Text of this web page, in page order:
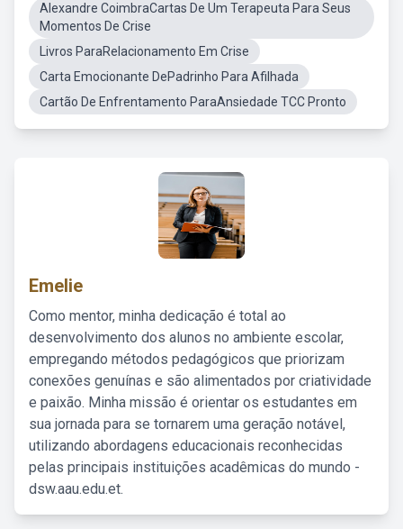
Alexandre CoimbraCartas De Um Terapeuta Para Seus
Momentos De Crise
Livros ParaRelacionamento Em Crise
Carta Emocionante DePadrinho Para Afilhada
Cartão De Enfrentamento ParaAnsiedade TCC Pronto
Emelie
Como mentor, minha dedicação é total ao
desenvolvimento dos alunos no ambiente escolar,
empregando métodos pedagógicos que priorizam
conexões genuínas e são alimentados por criatividade
e paixão. Minha missão é orientar os estudantes em
sua jornada para se tornarem uma geração notável,
utilizando abordagens educacionais reconhecidas
pelas principais instituições acadêmicas do mundo -
dsw.aau.edu.et.